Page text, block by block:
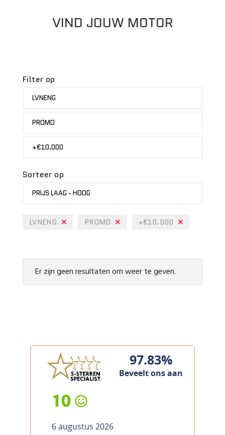
VIND JOUW MOTOR
Filter op
LVNENG
PROMO
+€10.000
Sorteer op
PRIJS LAAG - HOOG
LVNENG PROMO +€10.000
Er zijn geen resultaten om weer te geven.
97.83%
Beveelt ons aan
10
6 augustus 2026